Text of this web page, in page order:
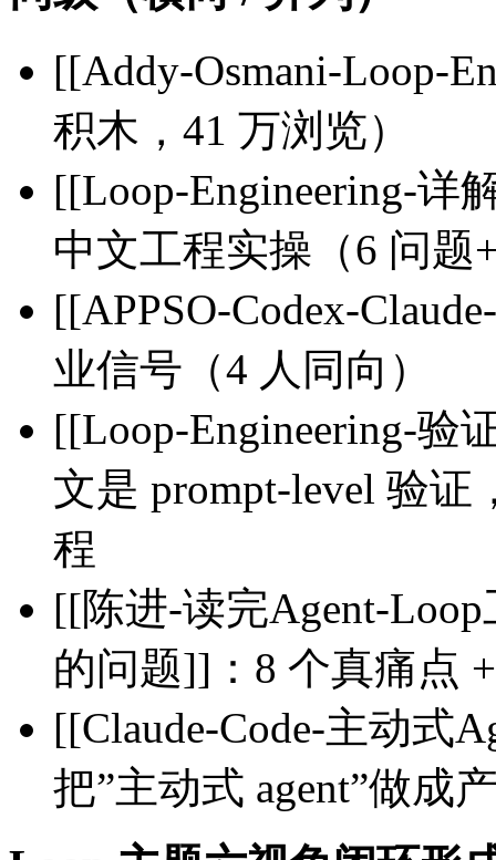
[[Addy-Osmani-Loop-
积木，41 万浏览）
[[Loop-Engineering-详
中文工程实操（6 问题
[[APPSO-Codex-
业信号（4 人同向）
[[Loop-Engineering-验
文是 prompt-level 验证
程
[[陈进-读完Agent-
的问题]]：8 个真痛点
[[Claude-Code-主动式
把”主动式 agent”做成